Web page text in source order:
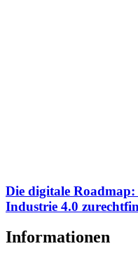
Die digitale
Industrie 4.0
Informationen